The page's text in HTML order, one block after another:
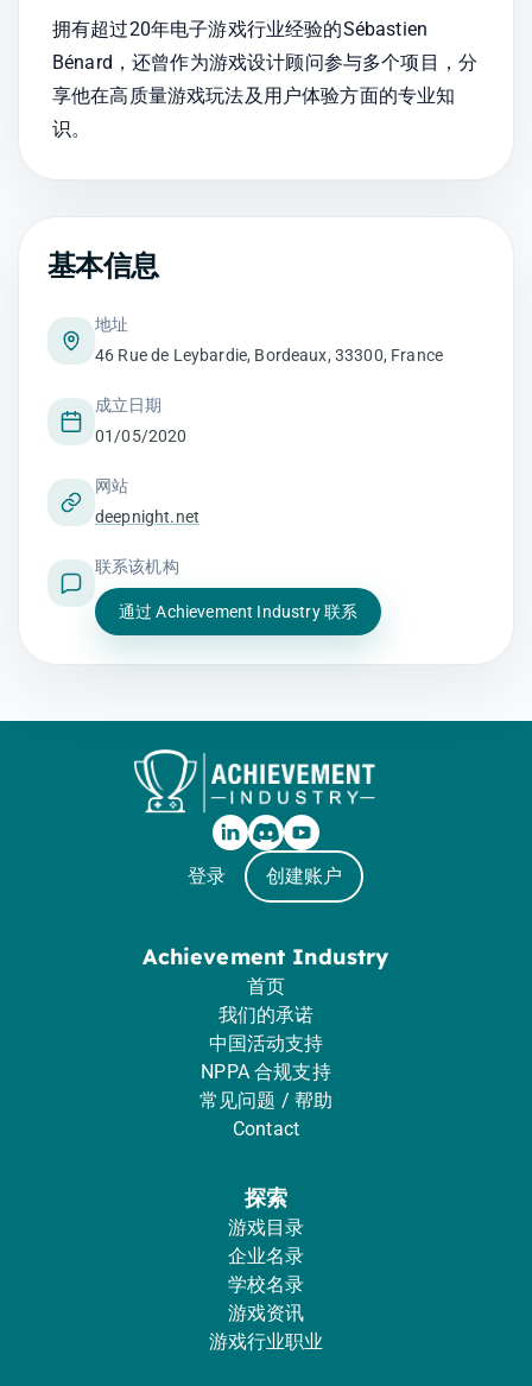
拥有超过20年电子游戏行业经验的Sébastien
Bénard，还曾作为游戏设计顾问参与多个项目，分
享他在高质量游戏玩法及用户体验方面的专业知
识。
基本信息
地址
46 Rue de Leybardie, Bordeaux, 33300, France
成立日期
01/05/2020
网站
deepnight.net
联系该机构
通过 Achievement Industry 联系
登录 创建账户
Achievement Industry
首页
我们的承诺
中国活动支持
NPPA 合规支持
常见问题 / 帮助
Contact
探索
游戏目录
企业名录
学校名录
游戏资讯
游戏行业职业